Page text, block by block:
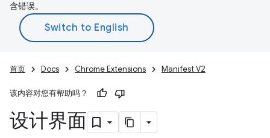
含错误。
首页 Docs Chrome Extensions Manifest V2
该内容对您有帮助吗？
设计界面